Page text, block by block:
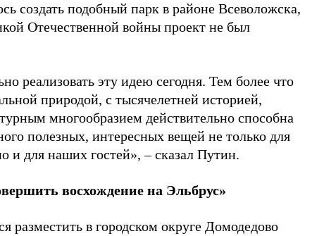
создать подобный парк в районе Всеволожска,
Отечественной войны проект не был
реализовать эту идею сегодня. Тем более что
природой, с тысячелетней историей,
многообразием действительно способна
полезных, интересных вещей не только для
и для наших гостей», – сказал Путин.
восхождение на Эльбрус»
разместить в городском округе Домодедово